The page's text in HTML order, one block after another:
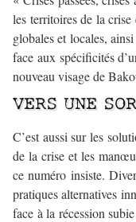
les territoires de la
globales et locales,
face aux spécificités
nouveau visage de
VERS UNE
C’est aussi sur les
de la crise et les
ce numéro insiste.
pratiques alternatives
face à la récession